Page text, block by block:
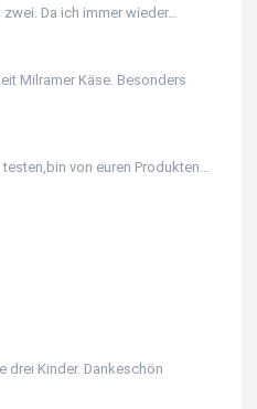
Da ich immer wieder…
Milramer Käse. Besonders
von euren Produkten…
drei Kinder. Dankeschön